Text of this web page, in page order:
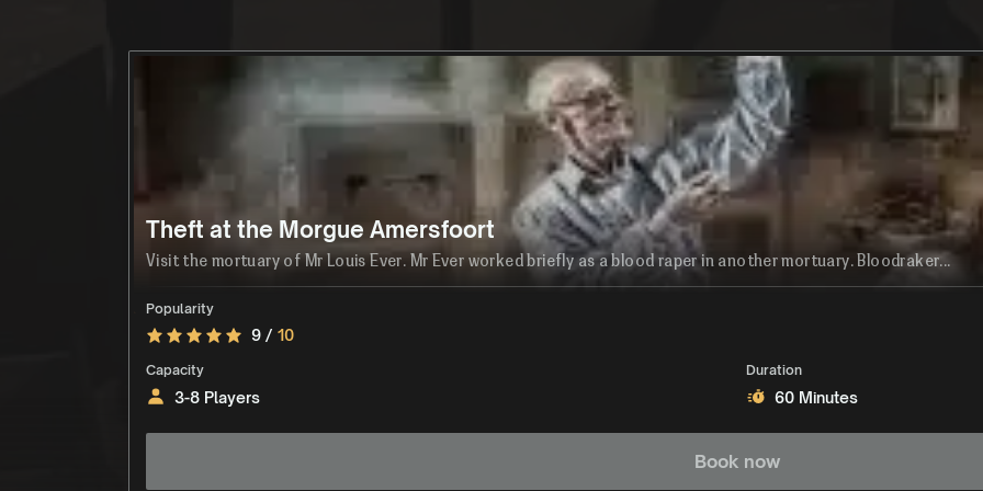
Theft at the Morgue Amersfoort
Visit the mortuary of Mr Louis Ever. Mr Ever worked briefly as a blood raper in another mortuary. Bloodraker...
Popularity
9 / 10
Capacity
3-8 Players
Duration
60 Minutes
Book now